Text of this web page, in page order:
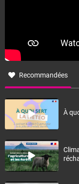
Recommandées
À